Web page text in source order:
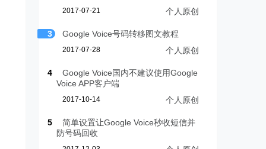
2017-07-21 个人原创
3 Google Voice号码转移图文教程
2017-07-28 个人原创
4
Google Voice国内不建议使用Google
Voice APP客户端
2017-10-14 个人原创
5
简单设置让Google Voice秒收短信并
防号码回收